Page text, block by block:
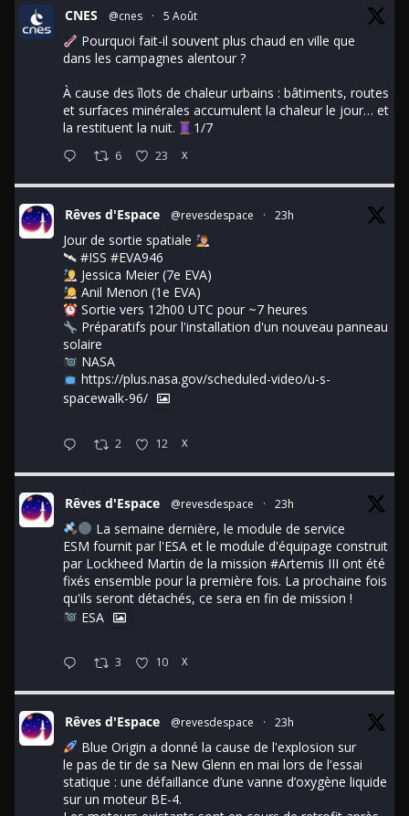
CNES @cnes · 5 Août
Pourquoi fait-il souvent plus chaud en ville que
dans les campagnes alentour ?
À cause des îlots de chaleur urbains : bâtiments, routes
et surfaces minérales accumulent la chaleur le jour… et
la restituent la nuit.
1/7
6 23 X
Rêves d'Espace @revesdespace · 23h
Jour de sortie spatiale
🛰 #ISS #EVA946
Jessica Meier (7e EVA)
Anil Menon (1e EVA)
Sortie vers 12h00 UTC pour ~7 heures
Préparatifs pour l'installation d'un nouveau panneau
solaire
NASA
https://plus.nasa.gov/scheduled-video/u-s-
spacewalk-96/
2 12 X
Rêves d'Espace @revesdespace · 23h
La semaine dernière, le module de service
ESM fournit par l'ESA et le module d'équipage construit
par Lockheed Martin de la mission #Artemis III ont été
fixés ensemble pour la première fois. La prochaine fois
qu'ils seront détachés, ce sera en fin de mission !
ESA
3 10 X
Rêves d'Espace @revesdespace · 23h
Blue Origin a donné la cause de l'explosion sur
le pas de tir de sa New Glenn en mai lors de l'essai
statique : une défaillance d’une vanne d’oxygène liquide
sur un moteur BE-4.